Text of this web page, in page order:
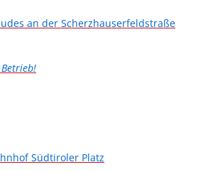
an der Scherzhauserfeldstraße
Südtiroler Platz